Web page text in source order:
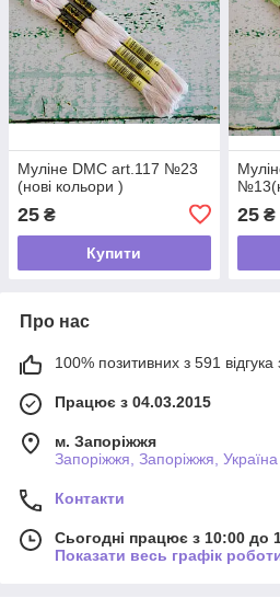
Муліне DMC art.117 №23
(нові кольори )
25 ₴
Купити
25₴
Про нас
100% позитивних з 591 відгука
Працює з 04.03.2015
м. Запоріжжя
Запоріжжя, Запоріжжя, Україна
Контакти
Сьогодні працює з 10:00 до
Показати весь графік